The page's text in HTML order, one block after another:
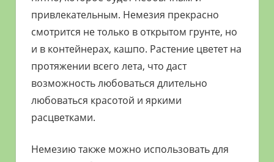
привлекательным. Немезия прекрасно
смотрится не только в открытом грунте, но
и в контейнерах, кашпо. Растение цветет на
протяжении всего лета, что даст
возможность любоваться длительно
любоваться красотой и яркими
расцветками.
Немезию также можно использовать для